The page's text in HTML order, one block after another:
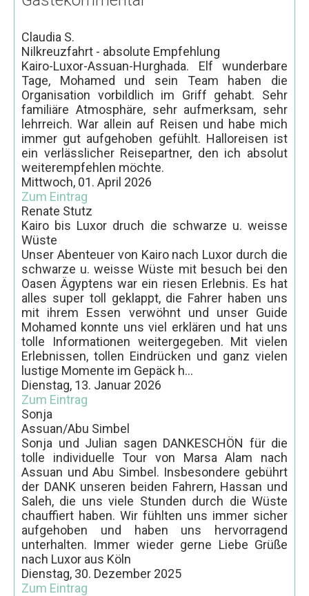
Claudia S.
Nilkreuzfahrt - absolute Empfehlung
Kairo-Luxor-Assuan-Hurghada. Elf wunderbare
Tage, Mohamed und sein Team haben die
Organisation vorbildlich im Griff gehabt. Sehr
familiäre Atmosphäre, sehr aufmerksam, sehr
lehrreich. War allein auf Reisen und habe mich
immer gut aufgehoben gefühlt. Halloreisen ist
ein verlässlicher Reisepartner, den ich absolut
weiterempfehlen möchte.
Mittwoch, 01. April 2026
Zum Eintrag
Renate Stutz
Kairo bis Luxor druch die schwarze u. weisse
Wüste
Unser Abenteuer von Kairo nach Luxor durch die
schwarze u. weisse Wüste mit besuch bei den
Oasen Ägyptens war ein riesen Erlebnis. Es hat
alles super toll geklappt, die Fahrer haben uns
mit ihrem Essen verwöhnt und unser Guide
Mohamed konnte uns viel erklären und hat uns
tolle Informationen weitergegeben. Mit vielen
Erlebnissen, tollen Eindrücken und ganz vielen
lustige Momente im Gepäck h...
Dienstag, 13. Januar 2026
Zum Eintrag
Sonja
Assuan/Abu Simbel
Sonja und Julian sagen DANKESCHÖN für die
tolle individuelle Tour von Marsa Alam nach
Assuan und Abu Simbel. Insbesondere gebührt
der DANK unseren beiden Fahrern, Hassan und
Saleh, die uns viele Stunden durch die Wüste
chauffiert haben. Wir fühlten uns immer sicher
aufgehoben und haben uns hervorragend
unterhalten. Immer wieder gerne Liebe Grüße
nach Luxor aus Köln
Dienstag, 30. Dezember 2025
Zum Eintrag